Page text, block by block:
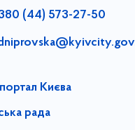
(44) 573-27-50
Києва
рада